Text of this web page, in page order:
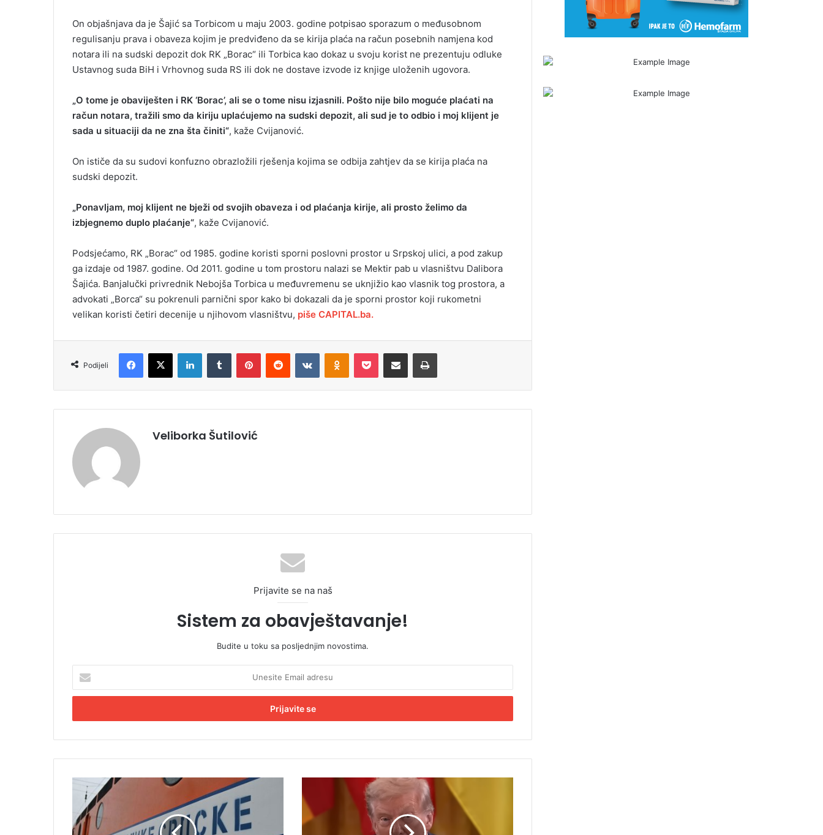
On objašnjava da je Šajić sa Torbicom u maju 2003. godine potpisao sporazum o međusobnom
regulisanju prava i obaveza kojim je predviđeno da se kirija plaća na račun posebnih namjena kod
notara ili na sudski depozit dok RK „Borac“ ili Torbica kao dokaz u svoju korist ne prezentuju odluke
Ustavnog suda BiH i Vrhovnog suda RS ili dok ne dostave izvode iz knjige uloženih ugovora.
„O tome je obaviješten i RK ‘Borac’, ali se o tome nisu izjasnili. Pošto nije bilo moguće plaćati na
račun notara, tražili smo da kiriju uplaćujemo na sudski depozit, ali sud je to odbio i moj klijent je
sada u situaciji da ne zna šta činiti“, kaže Cvijanović.
On ističe da su sudovi konfuzno obrazložili rješenja kojima se odbija zahtjev da se kirija plaća na
sudski depozit.
„Ponavljam, moj klijent ne bježi od svojih obaveza i od plaćanja kirije, ali prosto želimo da
izbjegnemo duplo plaćanje“, kaže Cvijanović.
Podsjećamo, RK „Borac“ od 1985. godine koristi sporni poslovni prostor u Srpskoj ulici, a pod zakup
ga izdaje od 1987. godine. Od 2011. godine u tom prostoru nalazi se Mektir pab u vlasništvu Dalibora
Šajića. Banjalučki privrednik Nebojša Torbica u međuvremenu se uknjižio kao vlasnik tog prostora, a
advokati „Borca“ su pokrenuli parnični spor kako bi dokazali da je sporni prostor koji rukometni
velikan koristi četiri decenije u njihovom vlasništvu, piše CAPITAL.ba.
Podijeli
Veliborka Šutilović
Prijavite se na naš
Sistem za obavještavanje!
Budite u toku sa posljednjim novostima.
e
i
E
ad
b
a